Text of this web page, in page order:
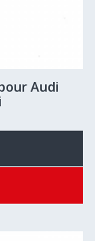
Audi